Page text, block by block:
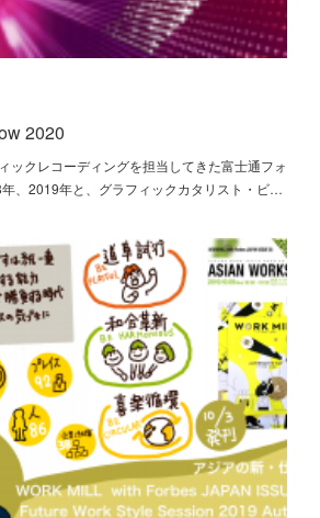
2020
ックレコーディングを担当してきた富士通フォ
、2019年と、グラフィックカタリスト・ビ…